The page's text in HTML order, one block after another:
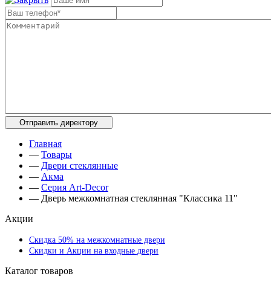
Главная
— Товары
— Двери стеклянные
— Акма
— Серия Art-Deсor
— Дверь межкомнатная стеклянная "Классика 11"
Акции
Скидка 50% на межкомнатные двери
Скидки и Акции на входные двери
Каталог товаров